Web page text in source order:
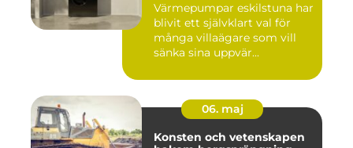
Värmepumpar eskilstuna har
blivit ett självklart val för
många villaägare som vill
sänka sina uppvär...
06. maj
Konsten och vetenskapen